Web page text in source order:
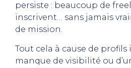
persiste : beaucoup de
inscrivent… sans jamais
de mission.
Tout cela à cause de
manque de visibilité ou